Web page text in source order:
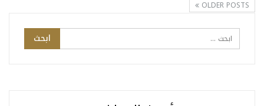
OLDER POSTS